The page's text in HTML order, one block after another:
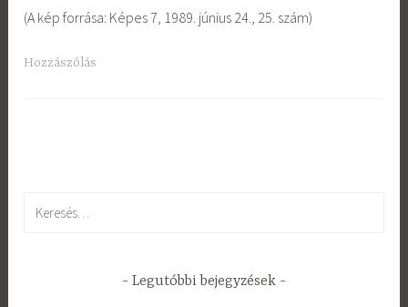
(A kép forrása: Képes 7, 1989. június 24., 25. szám)
Hozzászólás
Keresés:
Legutóbbi bejegyzések